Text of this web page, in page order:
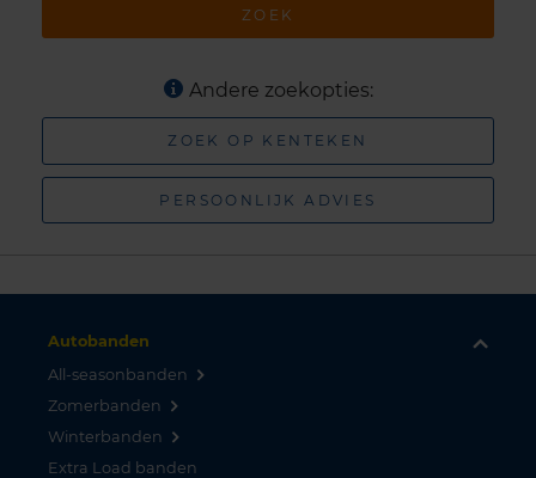
ZOEK
Andere zoekopties:
ZOEK OP KENTEKEN
PERSOONLIJK ADVIES
Autobanden
All-seasonbanden
Zomerbanden
Winterbanden
Extra Load banden